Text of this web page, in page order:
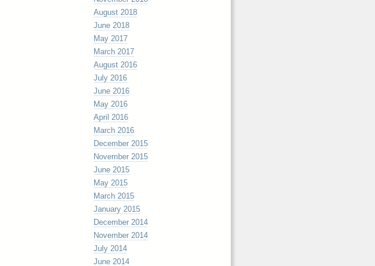
August 2018
June 2018
May 2017
March 2017
August 2016
July 2016
June 2016
May 2016
April 2016
March 2016
December 2015
November 2015
June 2015
May 2015
March 2015
January 2015
December 2014
November 2014
July 2014
June 2014